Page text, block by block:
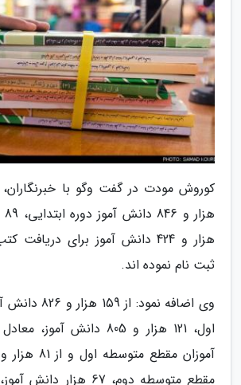
هزار و 424 دانش آموز برای
ثبت نام نموده اند.
وی اضافه نمود: